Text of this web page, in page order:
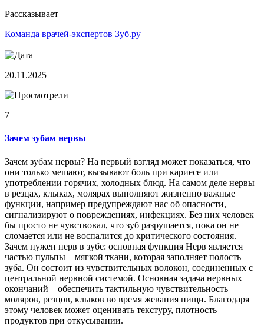
Рассказывает
Команда врачей-экспертов Зуб.ру
20.11.2025
7
Зачем зубам нервы
Зачем зубам нервы? На первый взгляд может показаться, что
они только мешают, вызывают боль при кариесе или
употреблении горячих, холодных блюд. На самом деле нервы
в резцах, клыках, молярах выполняют жизненно важные
функции, например предупреждают нас об опасности,
сигнализируют о повреждениях, инфекциях. Без них человек
бы просто не чувствовал, что зуб разрушается, пока он не
сломается или не воспалится до критического состояния.
Зачем нужен нерв в зубе: основная функция Нерв является
частью пульпы – мягкой ткани, которая заполняет полость
зуба. Он состоит из чувствительных волокон, соединенных с
центральной нервной системой. Основная задача нервных
окончаний – обеспечить тактильную чувствительность
моляров, резцов, клыков во время жевания пищи. Благодаря
этому человек может оценивать текстуру, плотность
продуктов при откусывании.